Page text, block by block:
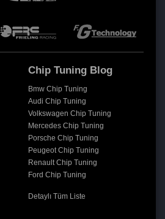
Chip Tuning Blog
Bmw Chip Tuning
Audi Chip Tuning
Volkswagen Chip Tuning
Mercedes Chip Tuning
Porsche Chip Tuning
Peugeot Chip Tuning
Renault Chip Tuning
Ford Chip Tuning
Detaylı Tüm Liste